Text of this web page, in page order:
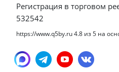
Регистрация в торговом
532542
https://www.q5by.ru4.8 из5 на